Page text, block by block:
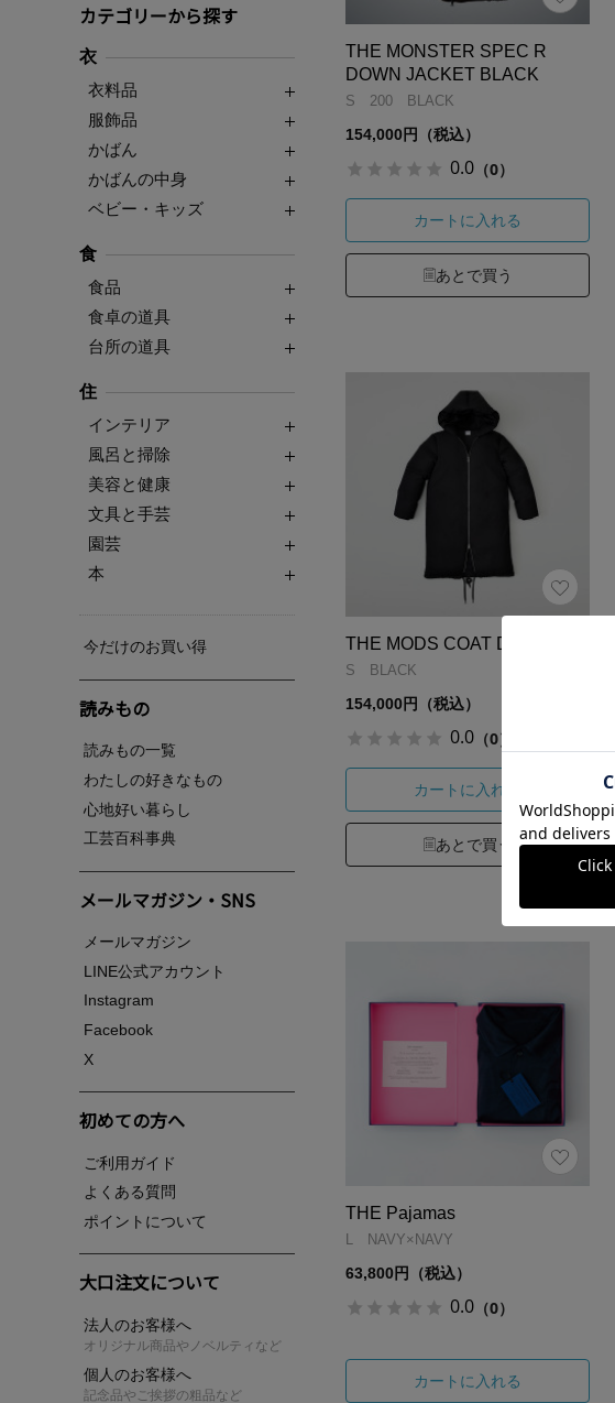
カテゴリーから探す
衣
衣料品
服飾品
かばん
かばんの中身
ベビー・キッズ
食
食品
食卓の道具
台所の道具
住
インテリア
風呂と掃除
美容と健康
文具と手芸
園芸
本
今だけのお買い得
読みもの
読みもの一覧
わたしの好きなもの
心地好い暮らし
工芸百科事典
メールマガジン・SNS
メールマガジン
LINE公式アカウント
Instagram
Facebook
X
初めての方へ
ご利用ガイド
よくある質問
ポイントについて
大口注文について
法人のお客様へ
オリジナル商品やノベルティなど
個人のお客様へ
記念品やご挨拶の粗品など
THE MONSTER SPEC R
DOWN JACKET BLACK
S 200 BLACK
154,000円（税込）
0.0 （0）
カートに入れる
あとで買う
THE MODS COAT Down
S BLACK
154,000円（税込）
0.0 （0）
カートに入れる
あとで買う
THE Pajamas
L NAVY×NAVY
63,800円（税込）
0.0 （0）
カートに入れる